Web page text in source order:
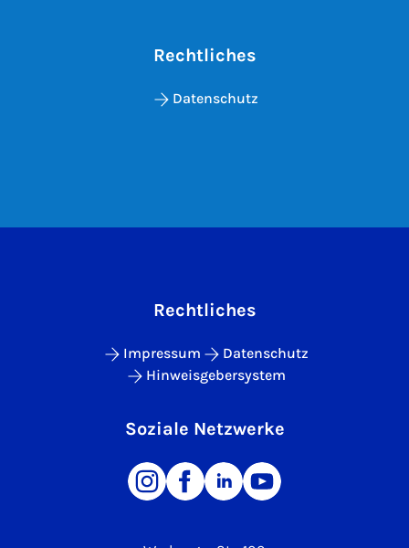
Rechtliches
Datenschutz
Rechtliches
Impressum
Datenschutz
Hinweisgebersystem
Soziale Netzwerke